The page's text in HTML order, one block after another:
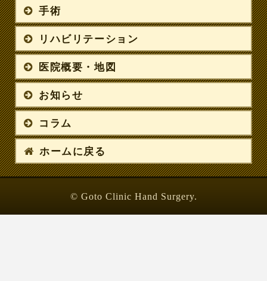
手術
リハビリテーション
医院概要・地図
お知らせ
コラム
ホームに戻る
© Goto Clinic Hand Surgery.